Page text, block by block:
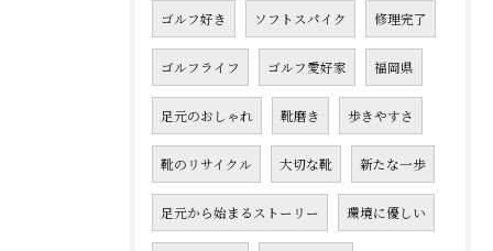
ゴルフ好き ソフトスパイク 修理完了
ゴルフライフ ゴルフ愛好家 福岡県
足元のおしゃれ 靴磨き 歩きやすさ
靴のリサイクル 大切な靴 新たな一歩
足元から始まるストーリー 環境に優しい